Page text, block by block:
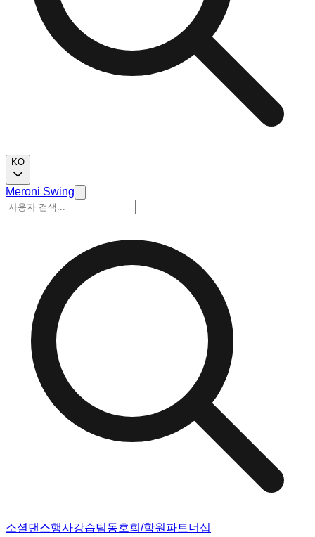
KO
Meroni Swing
소셜댄스행사강습팀동호회/학원 파트너십